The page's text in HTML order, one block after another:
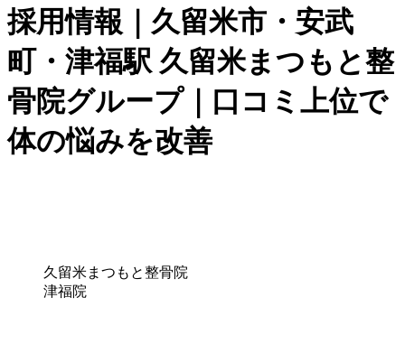
採用情報｜久留米市・安武
町・津福駅 久留米まつもと整
骨院グループ｜口コミ上位で
体の悩みを改善
久留米まつもと整骨院
津福院